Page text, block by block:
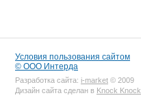
Условия пользования сайтом
© ООО Интерда
Разработка сайта: i-market © 2009
Дизайн сайта сделан в Knock Knock